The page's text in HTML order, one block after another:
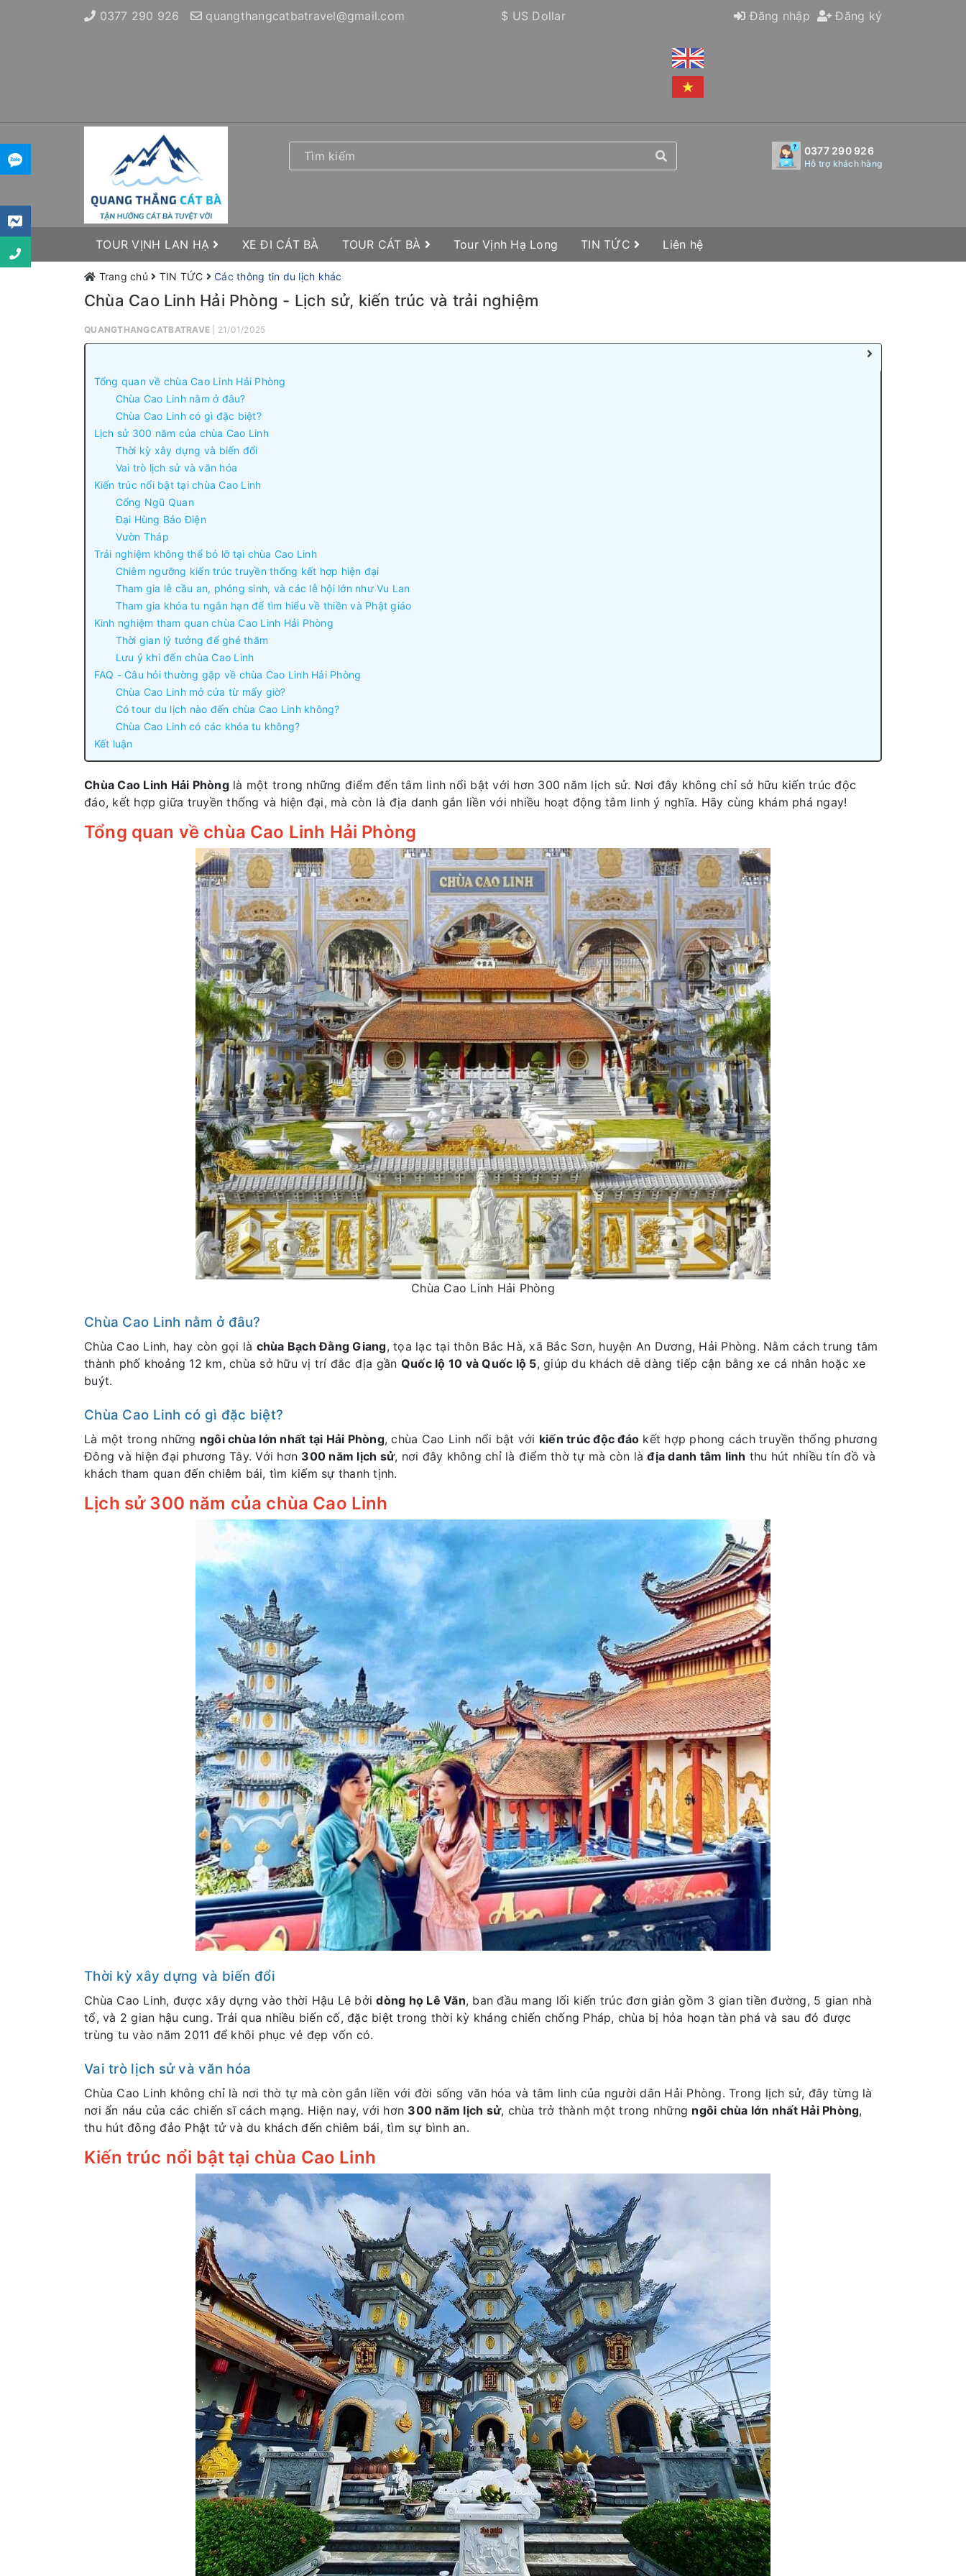
0377 290 926 quangthangcatbatravel@gmail.com Đăng nhập Đăng ký
$ US Dollar
0377 290 926
Hỗ trợ khách hàng
TOUR VỊNH LAN HẠ XE ĐI CÁT BÀ TOUR CÁT BÀ Tour Vịnh Hạ Long TIN TỨC Liên hệ
Trang chủ TIN TỨC Các thông tin du lịch khác
Chùa Cao Linh Hải Phòng - Lịch sử, kiến trúc và trải nghiệm
QUANGTHANGCATBATRAVE | 21/01/2025
Tổng quan về chùa Cao Linh Hải Phòng
Chùa Cao Linh nằm ở đâu?
Chùa Cao Linh có gì đặc biệt?
Lịch sử 300 năm của chùa Cao Linh
Thời kỳ xây dựng và biến đổi
Vai trò lịch sử và văn hóa
Kiến trúc nổi bật tại chùa Cao Linh
Cổng Ngũ Quan
Đại Hùng Bảo Điện
Vườn Tháp
Trải nghiệm không thể bỏ lỡ tại chùa Cao Linh
Chiêm ngưỡng kiến trúc truyền thống kết hợp hiện đại
Tham gia lễ cầu an, phóng sinh, và các lễ hội lớn như Vu Lan
Tham gia khóa tu ngắn hạn để tìm hiểu về thiền và Phật giáo
Kinh nghiệm tham quan chùa Cao Linh Hải Phòng
Thời gian lý tưởng để ghé thăm
Lưu ý khi đến chùa Cao Linh
FAQ - Câu hỏi thường gặp về chùa Cao Linh Hải Phòng
Chùa Cao Linh mở cửa từ mấy giờ?
Có tour du lịch nào đến chùa Cao Linh không?
Chùa Cao Linh có các khóa tu không?
Kết luận
Chùa Cao Linh Hải Phònglà một trong những điểm đến tâm linh nổi bật với hơn 300 năm lịch sử. Nơi đây không chỉ sở hữu kiến trúc độc
đáo, kết hợp giữa truyền thống và hiện đại, mà còn là địa danh gắn liền với nhiều hoạt động tâm linh ý nghĩa. Hãy cùng khám phá ngay!
Tổng quan về chùa Cao Linh Hải Phòng
Chùa Cao Linh Hải Phòng
Chùa Cao Linh nằm ở đâu?
Chùa Cao Linh, hay còn gọi là chùa Bạch Đằng Giang, tọa lạc tại thôn Bắc Hà, xã Bắc Sơn, huyện An Dương, Hải Phòng. Nằm cách trung tâm
thành phố khoảng 12 km, chùa sở hữu vị trí đắc địa gần Quốc lộ 10 và Quốc lộ 5, giúp du khách dễ dàng tiếp cận bằng xe cá nhân hoặc xe
buýt.
Chùa Cao Linh có gì đặc biệt?
Là một trong những ngôi chùa lớn nhất tại Hải Phòng, chùa Cao Linh nổi bật với kiến trúc độc đáo kết hợp phong cách truyền thống phương
Đông và hiện đại phương Tây. Với hơn 300 năm lịch sử, nơi đây không chỉ là điểm thờ tự mà còn làđịa danh tâm linh thu hút nhiều tín đồ và
khách tham quan đến chiêm bái, tìm kiếm sự thanh tịnh.
Lịch sử 300 năm của chùa Cao Linh
Thời kỳ xây dựng và biến đổi
Chùa Cao Linh, được xây dựng vào thời Hậu Lê bởidòng họ Lê Văn, ban đầu mang lối kiến trúc đơn giản gồm 3 gian tiền đường, 5 gian nhà
tổ, và 2 gian hậu cung. Trải qua nhiều biến cố, đặc biệt trong thời kỳ kháng chiến chống Pháp, chùa bị hỏa hoạn tàn phá và sau đó được
trùng tu vào năm 2011 để khôi phục vẻ đẹp vốn có.
Vai trò lịch sử và văn hóa
Chùa Cao Linh không chỉ là nơi thờ tự mà còn gắn liền với đời sống văn hóa và tâm linh của người dân Hải Phòng. Trong lịch sử, đây từng là
nơi ẩn náu của các chiến sĩ cách mạng. Hiện nay, với hơn 300 năm lịch sử, chùa trở thành một trong những ngôi chùa lớn nhất Hải Phòng,
thu hút đông đảo Phật tử và du khách đến chiêm bái, tìm sự bình an.
Kiến trúc nổi bật tại chùa Cao Linh